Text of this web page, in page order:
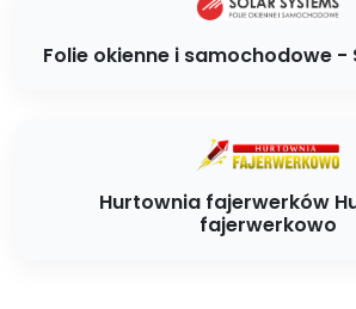
Folie okienne i samochodowe -
Hurtownia fajerwerków
fajerwerkowo